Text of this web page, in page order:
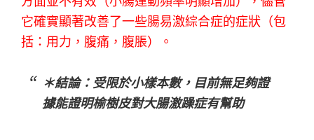
它確實顯著改善了一些腸易激綜合症的症狀（包
括：用力，腹痛，腹脹）。
＊結論：受限於小樣本數，目前無足夠證
據能證明榆樹皮對大腸激躁症有幫助